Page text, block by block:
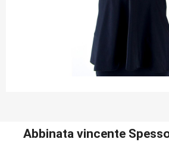
Abbinata vincente